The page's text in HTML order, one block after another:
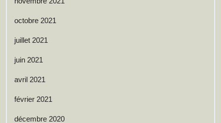
octobre 2021
juillet 2021
juin 2021
avril 2021
février 2021
décembre 2020